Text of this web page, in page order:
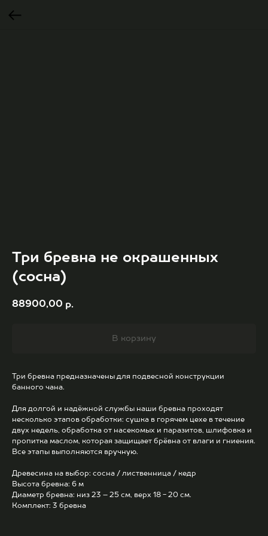
Три бревна не окрашенных
(сосна)
88900,00 р.
В корзину
Три бревна предназначены для подвесной конструкции
банного чана.
Для долгой и надёжной службы наши бревна проходят
несколько этапов обработки: сушка в горячем цехе в течение
двух недель, обработка от насекомых и паразитов, шлифовка и
пропитка маслом, которая защищает брёвна от влаги и гниения.
Все этапы выполняются вручную.
Древесина на выбор: сосна / лиственница / кедр
Высота бревна: 6 м
Диаметр бревна: низ 23 – 25 см, верх 18 - 20 см.
Комплект: 3 бревна